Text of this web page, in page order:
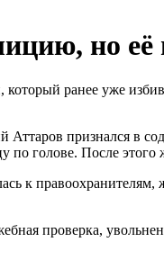
но её
ранее уже
признался в
по голове. После этого
к правоохранителям,
проверка,